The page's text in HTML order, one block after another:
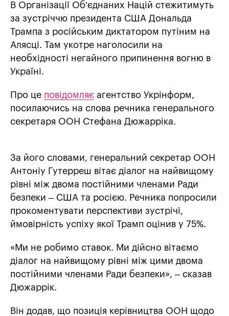
В Організації Об’єднаних Націй стежитимуть
за зустріччю президента США Дональда
Трампа з російським диктатором путіним на
Алясці. Там укотре наголосили на
необхідності негайного припинення вогню в
Україні.
Про це повідомляє агентство Укрінформ,
посилаючись на слова речника генерального
секретаря ООН Стефана Дюжарріка.
За його словами, генеральний секретар ООН
Антоніу Гутерреш вітає діалог на найвищому
рівні між двома постійними членами Ради
безпеки – США та росією. Речника попросили
прокоментувати перспективи зустрічі,
ймовірність успіху якої Трамп оцінив у 75%.
«Ми не робимо ставок. Ми дійсно вітаємо
діалог на найвищому рівні між цими двома
постійними членами Ради безпеки», – сказав
Дюжаррік.
Він додав, що позиція керівництва ООН щодо